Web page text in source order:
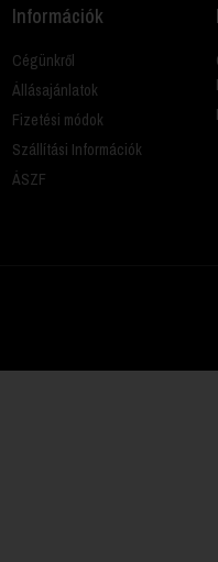
Információk
Cégünkről
Állásajánlatok
Fizetési módok
Szállítási Információk
ÁSZF